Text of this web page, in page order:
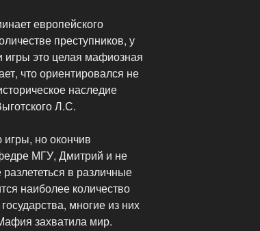
европейского
преступников, у
игры это целая мафиозная
что ориентировался не
наследие
Л.С.
но окончив
МГУ, Дмитрий и не
в различные
наиболее количество
многие из них
захватила мир.